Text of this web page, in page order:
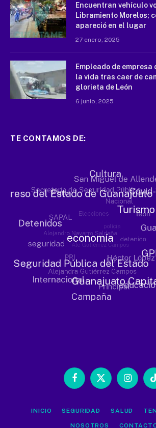
Encuentran vehículo
Libramiento Morelos;
apareció en el lugar
27 enero, 2025
Empleado de
la vida tras caer de
glorieta de León
6 junio, 2025
TE CONTAMOS DE:
Facebook
X
Instagram
INICIO SEGURIDAD SALUD
NOSOTROS